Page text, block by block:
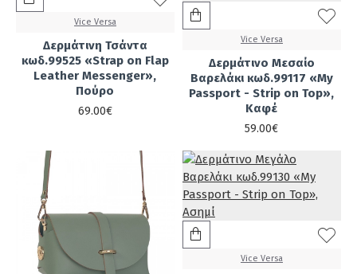
Vice Versa
Δερμάτινη Τσάντα
κωδ.99525 «Strap on Flap
Leather Messenger»,
Πούρο
69.00€
Vice Versa
Δερμάτινο Μεσαίο
Βαρελάκι κωδ.99117 «My
Passport - Strip on Top»,
Καφέ
59.00€
Vice Versa